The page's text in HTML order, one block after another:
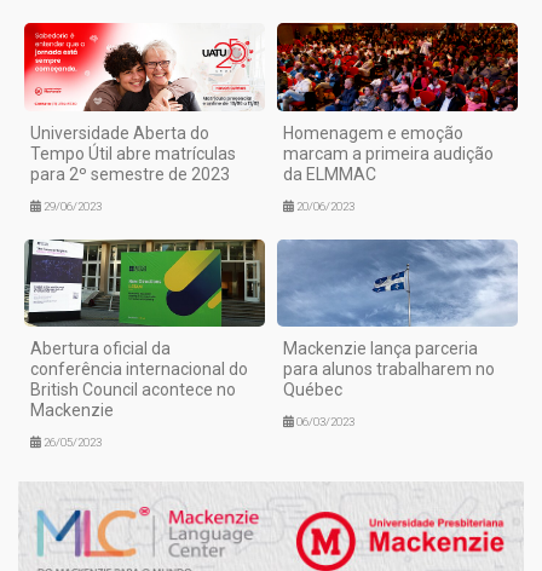
Universidade Aberta do
Tempo Útil abre matrículas
para 2º semestre de 2023
29/06/2023
Homenagem e emoção
marcam a primeira audição
da ELMMAC
20/06/2023
Abertura oficial da
conferência internacional do
British Council acontece no
Mackenzie
26/05/2023
Mackenzie lança parceria
para alunos trabalharem no
Québec
06/03/2023